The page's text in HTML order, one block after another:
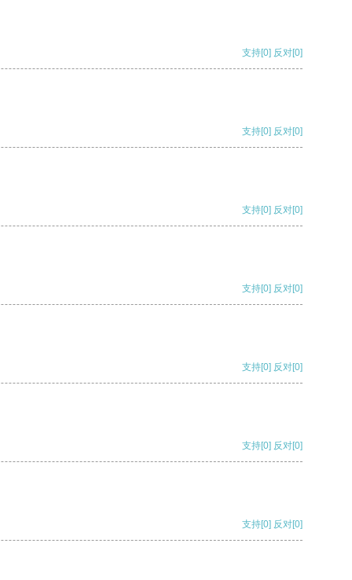
支持[0] 反对[0]
支持[0] 反对[0]
支持[0] 反对[0]
支持[0] 反对[0]
支持[0] 反对[0]
支持[0] 反对[0]
支持[0] 反对[0]